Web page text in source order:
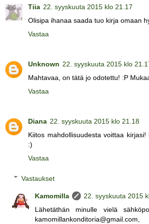
Tiia 22. syyskuuta 2015 klo 21.17
Olisipa ihanaa saada tuo kirja omaan
Vastaa
Unknown 22. syyskuuta 2015 klo
Mahtavaa, on tätä jo odotettu! :P
Vastaa
Diana 22. syyskuuta 2015 klo 21.18
Kiitos mahdollisuudesta voittaa
:)
Vastaa
Vastaukset
Kamomilla
22. syyskuuta 2015
Lähetäthän minulle vielä